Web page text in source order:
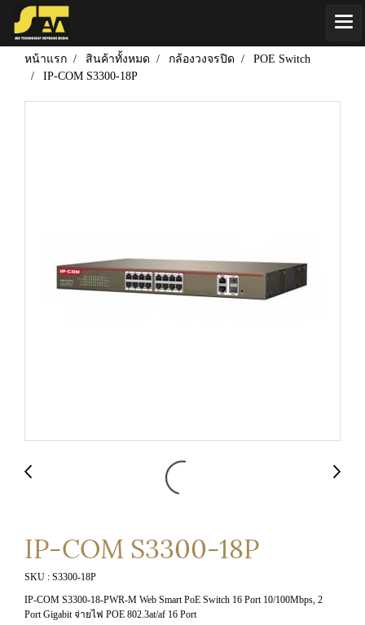
หน้าแรก สินค้าทั้งหมด กล้องวงจรปิด
POE Switch
IP-COM S3300-18P
IP-COM S3300-18P
SKU : S3300-18P
IP-COM S3300-18-PWR-M Web Smart PoE Switch 16 Port 10/100Mbps, 2
Port Gigabit จ่ายไฟ POE 802.3at/af 16 Port